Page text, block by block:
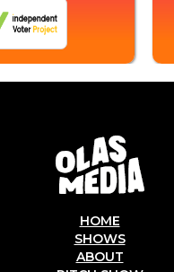
HOME
SHOWS
ABOUT